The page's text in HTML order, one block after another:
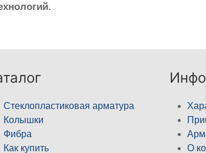
Стеклопластиковая арматура
Колышки
Фибра
Как купить
О